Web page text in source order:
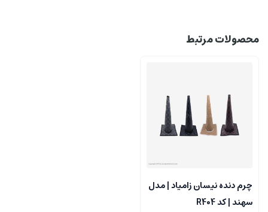
محصولات مرتبط
چرم دنده نیسان زامیاد | مدل
سهند | کد R404